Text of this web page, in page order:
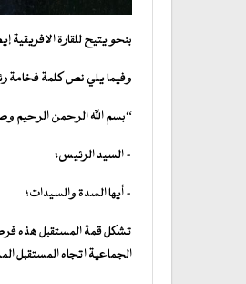
بنحو يتيح للقارة الافريقية
وفيما يلي نص كلمة فخامة
“بسم الله الرحمن الرحيم
– السيد الرئيس؛
– أيها السدة والسيدات؛
تشكل قمة المستقبل هذه
الجماعية اتجاه المستقبل